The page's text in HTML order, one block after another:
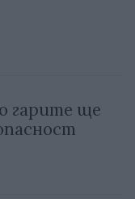
гарите ще